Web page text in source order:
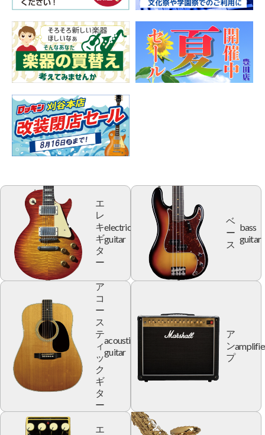
エ
レ
キ
ギ
タ
ー
electric
guitar
ベ
ー
ス
bass
guitar
ア
コ
ー
ス
テ
ィ
ッ
ク
ギ
タ
ー
acoustic
guitar
ア
ン
プ
エ